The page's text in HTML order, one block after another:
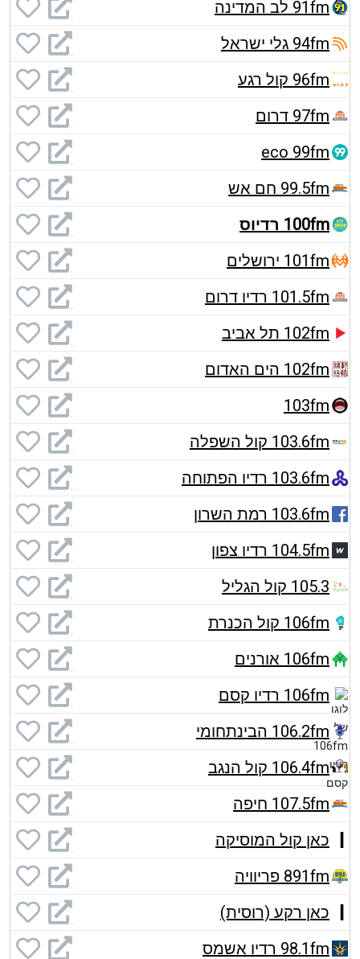
91fm לב המדינה
94fm גלי ישראל
96fm קול רגע
97fm דרום
eco 99fm
99.5fm חם אש
100fm רדיוס
101fm ירושלים
101.5fm רדיו דרום
102fm תל אביב
102fm הים האדום
103fm
103.6fm קול השפלה
103.6fm רדיו הפתוחה
103.6fm רמת השרון
104.5fm רדיו צפון
105.3 קול הגליל
106fm קול הכנרת
106fm אורנים
106fm רדיו קסם
106.2fm הבינתחומי
106.4fm קול הנגב
107.5fm חיפה
כאן קול המוסיקה
891fm פריוויה
כאן רקע (רוסית)
98.1fm רדיו אשמס